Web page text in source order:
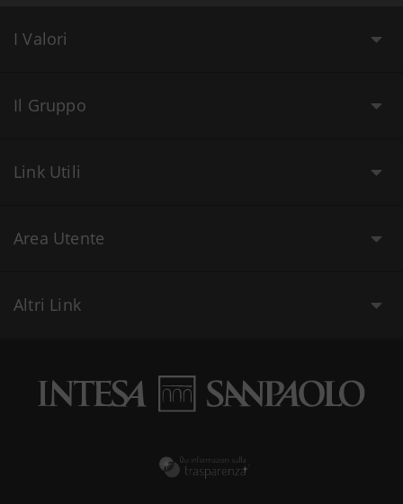
I Valori
Il Gruppo
Link Utili
Area Utente
Altri Link